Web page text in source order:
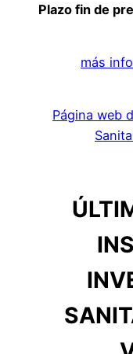
Plazo fin de
más
Página web